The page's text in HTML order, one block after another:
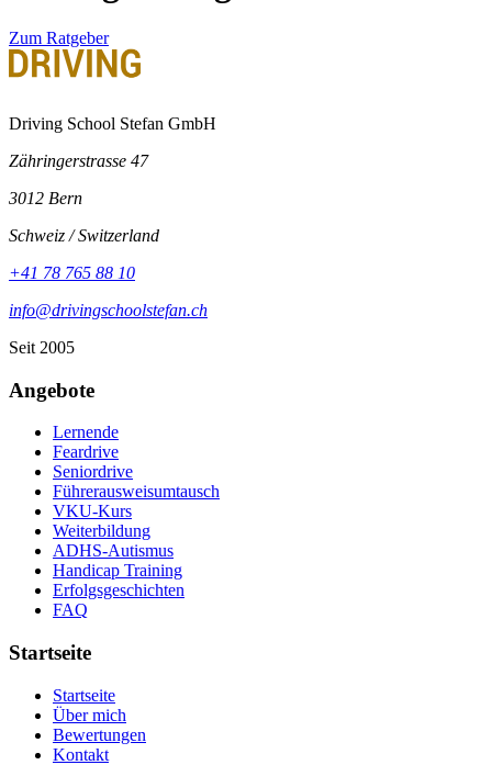
Zum Ratgeber
Driving School Stefan GmbH
Zähringerstrasse 47
3012 Bern
Schweiz / Switzerland
+41 78 765 88 10
info@drivingschoolstefan.ch
Seit 2005
Angebote
Lernende
Feardrive
Seniordrive
Führerausweisumtausch
VKU-Kurs
Weiterbildung
ADHS-Autismus
Handicap Training
Erfolgsgeschichten
FAQ
Startseite
Startseite
Über mich
Bewertungen
Kontakt